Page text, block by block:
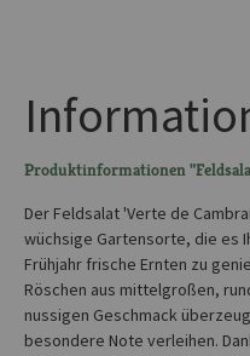
Produktinformationen
Der Feldsalat 'Verte de
wüchsige Gartensorte, die es
Frühjahr frische Ernten zu
Röschen aus mittelgroßen,
nussigen Geschmack
besondere Note verleihen.